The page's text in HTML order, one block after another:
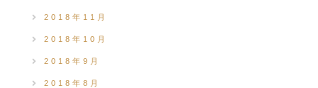
2018年11月
2018年10月
2018年9月
2018年8月